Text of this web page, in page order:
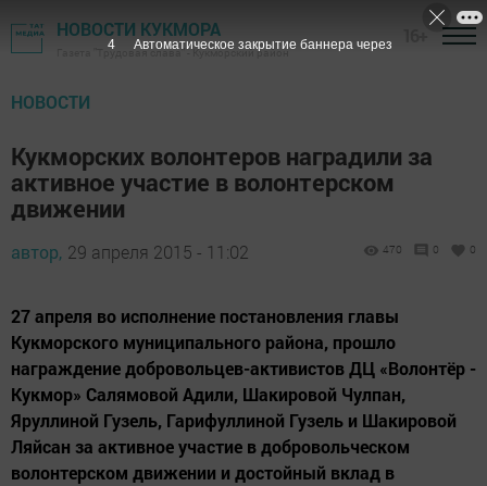
НОВОСТИ КУКМОРА
Газета "Трудовая слава" - Кукморский район
НОВОСТИ
Кукморских волонтеров наградили за
активное участие в волонтерском
движении
автор, 29 апреля 2015 - 11:02 470 0 0
27 апреля во исполнение постановления главы
Кукморского муниципального района, прошло
награждение добровольцев-активистов ДЦ «Волонтёр -
Кукмор» Салямовой Адили, Шакировой Чулпан,
Яруллиной Гузель, Гарифуллиной Гузель и Шакировой
Ляйсан за активное участие в добровольческом
волонтерском движении и достойный вклад в
3 Автоматическое закрытие баннера через